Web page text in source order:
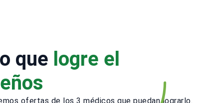
que logre el
ofertas de los 3 médicos que puedan lograrlo.